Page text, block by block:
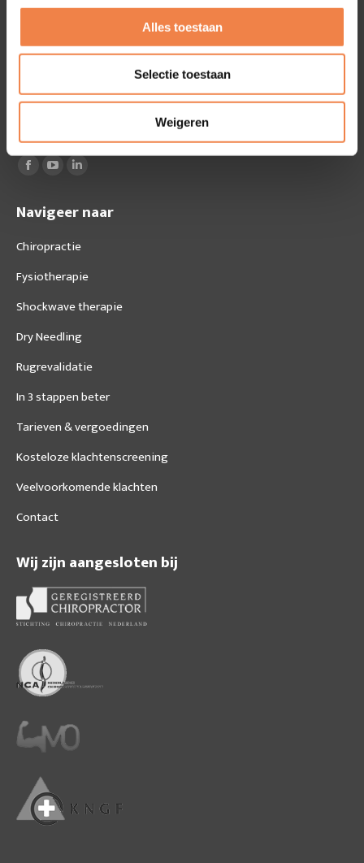
Alles toestaan
Selectie toestaan
Weigeren
6418 EM Heerlen
045 203 10 13
info@rugcentrumparkstad.nl
Volg ons op Social Media
Vind ons op:
Facebook
opens
in
new
window
YouTube
opens
window
Linkedin
opens
window
Navigeer naar
Chiropractie
Fysiotherapie
Shockwave therapie
Dry Needling
Rugrevalidatie
In 3 stappen beter
Tarieven & vergoedingen
Kosteloze klachtenscreening
Veelvoorkomende klachten
Contact
Wij zijn aangesloten bij